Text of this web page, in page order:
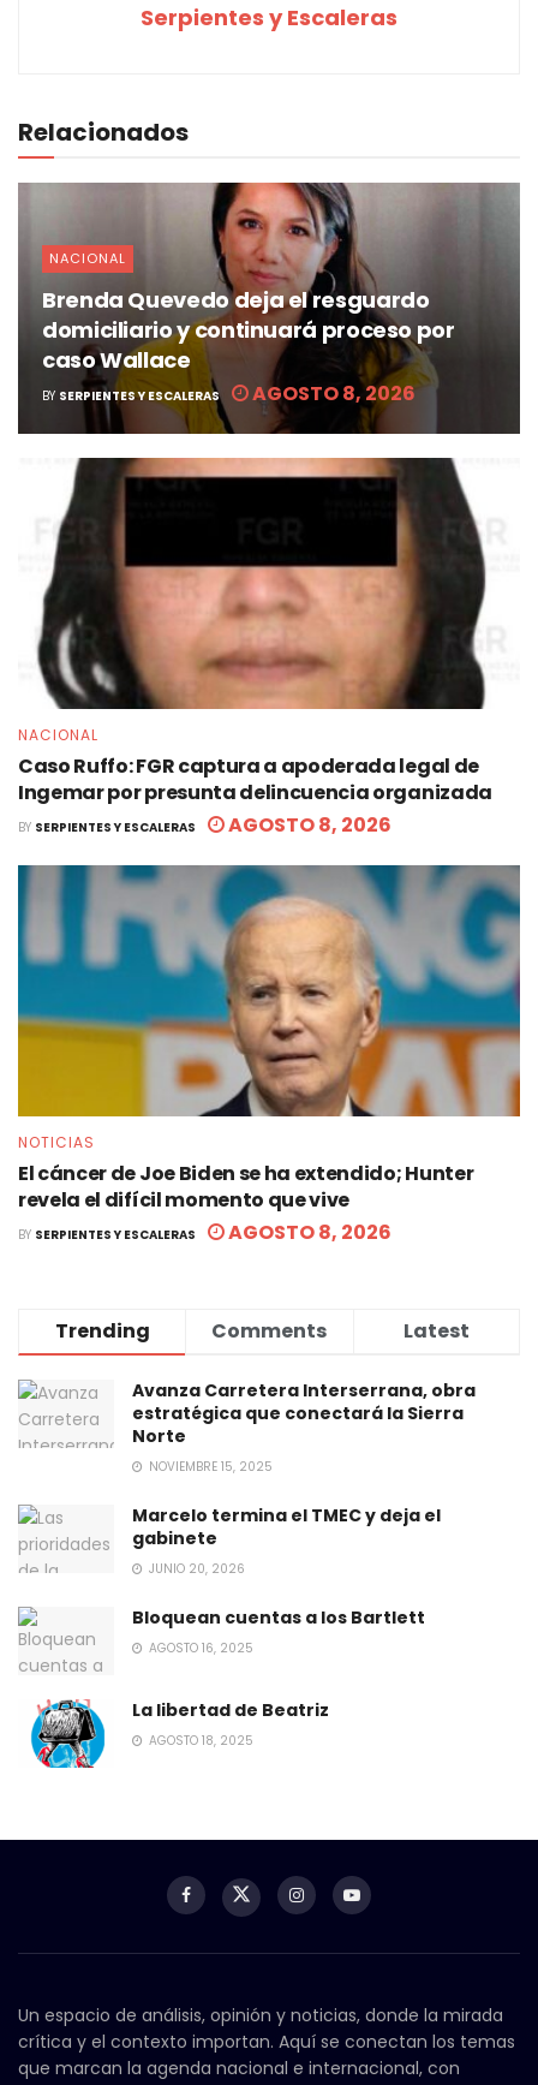
Serpientes y Escaleras
Relacionados
NACIONAL
Brenda Quevedo deja el resguardo
domiciliario y continuará proceso por
caso Wallace
BY SERPIENTES Y ESCALERAS AGOSTO 8, 2026
NACIONAL
Caso Ruffo: FGR captura a apoderada legal de
Ingemar por presunta delincuencia organizada
BY SERPIENTES Y ESCALERAS AGOSTO 8, 2026
NOTICIAS
El cáncer de Joe Biden se ha extendido; Hunter
revela el difícil momento que vive
BY SERPIENTES Y ESCALERAS AGOSTO 8, 2026
Trending Comments Latest
Avanza Carretera Interserrana, obra
estratégica que conectará la Sierra
Norte
NOVIEMBRE 15, 2025
Marcelo termina el TMEC y deja el
gabinete
JUNIO 20, 2026
Bloquean cuentas a los Bartlett
AGOSTO 16, 2025
La libertad de Beatriz
AGOSTO 18, 2025
Un espacio de análisis, opinión y noticias, donde la mirada
crítica y el contexto importan. Aquí se conectan los temas
que marcan la agenda nacional e internacional, con